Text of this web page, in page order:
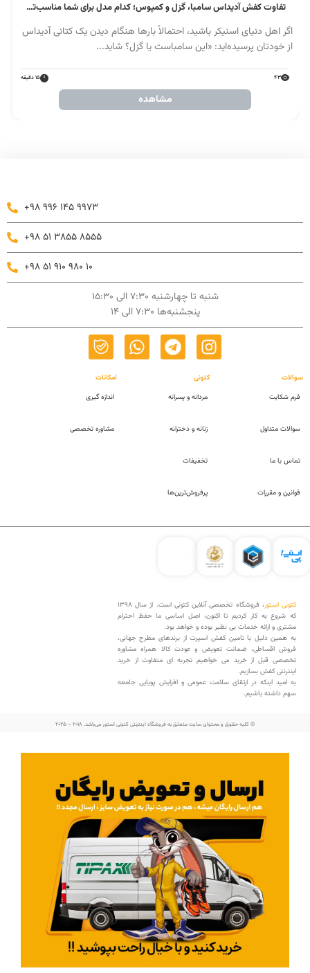
تفاوت کفش آدیداس سامبا، گزل و کمپوس؛ کدام مدل برای شما مناسب‌تر است؟
اگر اهل دنیای اسنیکر باشید، احتمالاً بارها هنگام دیدن یک کتانی آدیداس
از خودتان پرسیده‌اید: «این سامباست یا گزل؟ شاید...
15 دقیقه 43
مشاهده
+98 996 145 9973
+98 51 3855 8555
+98 51 910 980 10
شنبه تا چهارشنبه 7:30 الی 15:30
پنجشنبه‌ها 7:30 الی 14
سوالات
فرم شکایت
سوالات متداول
تماس با ما
قوانین و مقررات
کتونی
مردانه و پسرانه
زنانه و دخترانه
تخفیفات
پرفروش‌ترین‌ها
امکانات
اندازه گیری
مشاوره تخصصی
کتونی استور
، فروشگاه تخصصی آنلاین کتونی است. از سال 1398
که شروع به کار کردیم تا اکنون، اصل اساسی ما حفظ احترام
مشتری و ارائه خدمات بی نظیر بوده و خواهد بود.
به همین دلیل با تامین کفش اسپرت از برندهای مطرح جهانی،
فروش اقساطی، ضمانت تعویض و عودت کالا همراه مشاوره
تخصصی قبل از خرید می خواهیم تجربه ای متفاوت از خرید
اینترنتی کفش بسازیم.
به امید اینکه در ارتقای سلامت عمومی و افزایش پویایی جامعه
سهم داشته باشیم.
© کلیه حقوق و محتوای سایت متعلق به فروشگاه اینترنتی کتونی استور می‌باشد. 2018 – 2025